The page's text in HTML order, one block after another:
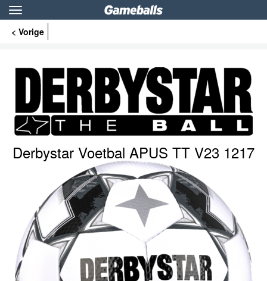
Toggle
navigation
< Vorige
Derbystar Voetbal APUS TT V23 1217